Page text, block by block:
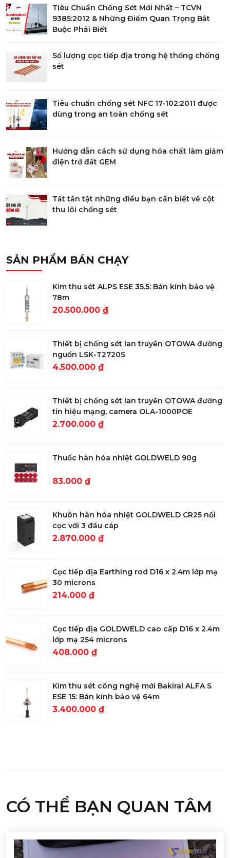
Tiêu Chuẩn Chống Sét Mới Nhất – TCVN
9385:2012 & Những Điểm Quan Trọng Bắt
Buộc Phải Biết
Số lượng cọc tiếp địa trong hệ thống chống
sét
Tiêu chuẩn chống sét NFC 17-102:2011 được
dùng trong an toàn chống sét
Hướng dẫn cách sử dụng hóa chất làm giảm
điện trở đất GEM
Tất tần tật những điều bạn cần biết về cột
thu lôi chống sét
SẢN PHẨM BÁN CHẠY
Kim thu sét ALPS ESE 35.5: Bán kính bảo vệ
78m
20.500.000 ₫
Thiết bị chống sét lan truyền OTOWA đường
nguồn LSK-T2720S
4.500.000 ₫
Thiết bị chống sét lan truyền OTOWA đường
tín hiệu mạng, camera OLA-1000POE
2.700.000 ₫
Thuốc hàn hóa nhiệt GOLDWELD 90g
83.000 ₫
Khuôn hàn hóa nhiệt GOLDWELD CR25 nối
cọc với 3 đầu cáp
2.870.000 ₫
Cọc tiếp địa Earthing rod D16 x 2.4m lớp mạ
30 microns
214.000 ₫
Cọc tiếp địa GOLDWELD cao cấp D16 x 2.4m
lớp mạ 254 microns
408.000 ₫
Kim thu sét công nghệ mới Bakiral ALFA S
ESE 15: Bán kính bảo vệ 64m
3.400.000 ₫
CÓ THỂ BẠN QUAN TÂM